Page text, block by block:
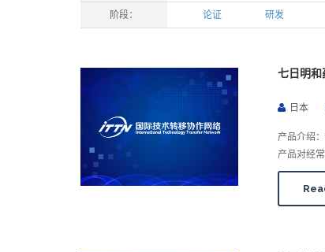
阶段： 论证 研发
七日明和
日本
产品介绍
产品对经